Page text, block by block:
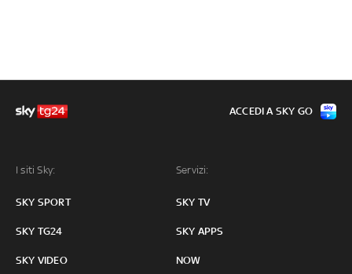
I siti Sky:
SKY SPORT
SKY TG24
SKY VIDEO
Servizi:
SKY TV
SKY APPS
NOW
ACCEDI A SKY GO